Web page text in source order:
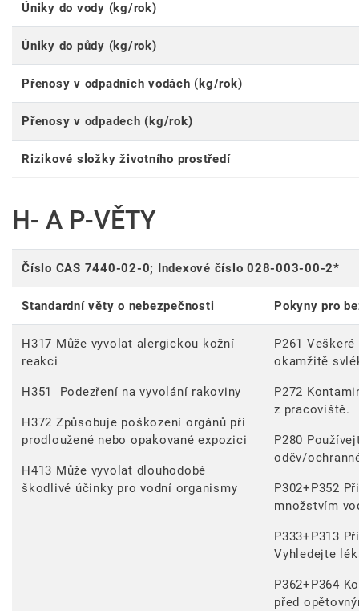
Úniky do vody (kg/rok)
Úniky do půdy (kg/rok)
Přenosy v odpadních vodách (kg/rok)
Přenosy v odpadech (kg/rok)
Rizikové složky životního prostředí
H- A P-VĚTY
Číslo CAS 7440-02-0; Indexové číslo 028-003-00-2*
Standardní věty o nebezpečnosti Pokyny pro
H317 Může vyvolat alergickou kožní
reakci
H351 Podezření na vyvolání rakoviny
H372 Způsobuje poškození orgánů při
prodloužené nebo opakované expozici
H413 Může vyvolat dlouhodobé
škodlivé účinky pro vodní organismy
P261
okamžitě
P272
z pracoviště.
P280
oděv/
P302+P352
množstvím
P333+P313
Vyhledejte
P362+P364
před